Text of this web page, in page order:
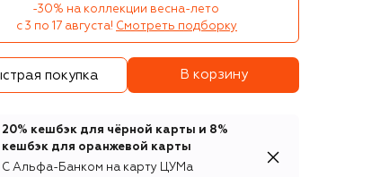
-30% на коллекции весна-лето
с 3 по 17 августа! Смотреть подборку
покупка В корзину
20% кешбэк для чёрной карты и 8%
кешбэк для оранжевой карты
С Альфа-Банком на карту ЦУМа